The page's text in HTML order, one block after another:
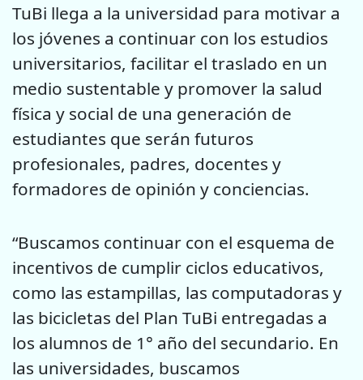
TuBi llega a la universidad para motivar a
los jóvenes a continuar con los estudios
universitarios, facilitar el traslado en un
medio sustentable y promover la salud
física y social de una generación de
estudiantes que serán futuros
profesionales, padres, docentes y
formadores de opinión y conciencias.
“Buscamos continuar con el esquema de
incentivos de cumplir ciclos educativos,
como las estampillas, las computadoras y
las bicicletas del Plan TuBi entregadas a
los alumnos de 1° año del secundario. En
las universidades, buscamos